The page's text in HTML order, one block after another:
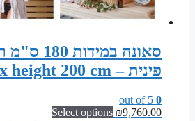
פינית – Sauna width 180 cm x depth 195 cm x height 200 cm
0
₪9,760.00
Select options